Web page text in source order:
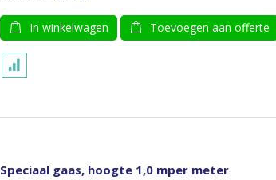
In winkelwagen Toevoegen aan offerte
Speciaal gaas, hoogte 1,0 mper meter